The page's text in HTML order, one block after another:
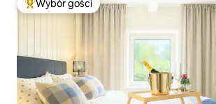
Najpopularniejsze z kategorii Wybór gości
Wybór gości